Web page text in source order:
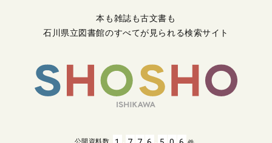
本も雑誌も古文書も
石川県立図書館のすべてが見られる検索サイト